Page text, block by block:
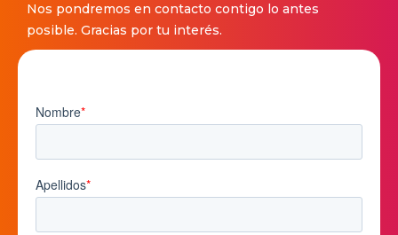
Nos pondremos en contacto contigo lo antes
posible. Gracias por tu interés.